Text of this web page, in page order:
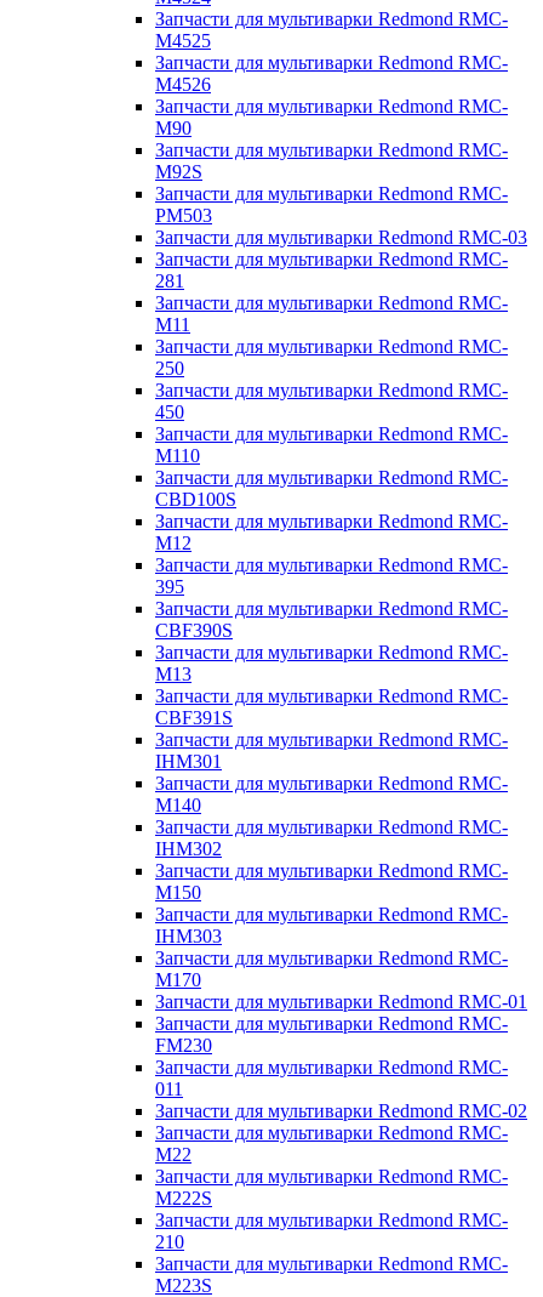
Запчасти для мультиварки Redmond RMC-
M4525
Запчасти для мультиварки Redmond RMC-
M4526
Запчасти для мультиварки Redmond RMC-
M90
Запчасти для мультиварки Redmond RMC-
M92S
Запчасти для мультиварки Redmond RMC-
PM503
Запчасти для мультиварки Redmond RMC-03
Запчасти для мультиварки Redmond RMC-
281
Запчасти для мультиварки Redmond RMC-
M11
Запчасти для мультиварки Redmond RMC-
250
Запчасти для мультиварки Redmond RMC-
450
Запчасти для мультиварки Redmond RMC-
M110
Запчасти для мультиварки Redmond RMC-
CBD100S
Запчасти для мультиварки Redmond RMC-
M12
Запчасти для мультиварки Redmond RMC-
395
Запчасти для мультиварки Redmond RMC-
CBF390S
Запчасти для мультиварки Redmond RMC-
M13
Запчасти для мультиварки Redmond RMC-
CBF391S
Запчасти для мультиварки Redmond RMC-
IHM301
Запчасти для мультиварки Redmond RMC-
M140
Запчасти для мультиварки Redmond RMC-
IHM302
Запчасти для мультиварки Redmond RMC-
M150
Запчасти для мультиварки Redmond RMC-
IHM303
Запчасти для мультиварки Redmond RMC-
M170
Запчасти для мультиварки Redmond RMC-01
Запчасти для мультиварки Redmond RMC-
FM230
Запчасти для мультиварки Redmond RMC-
011
Запчасти для мультиварки Redmond RMC-02
Запчасти для мультиварки Redmond RMC-
M22
Запчасти для мультиварки Redmond RMC-
M222S
Запчасти для мультиварки Redmond RMC-
210
Запчасти для мультиварки Redmond RMC-
M223S